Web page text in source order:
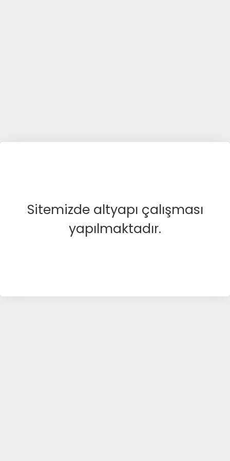
Sitemizde altyapı çalışması
yapılmaktadır.